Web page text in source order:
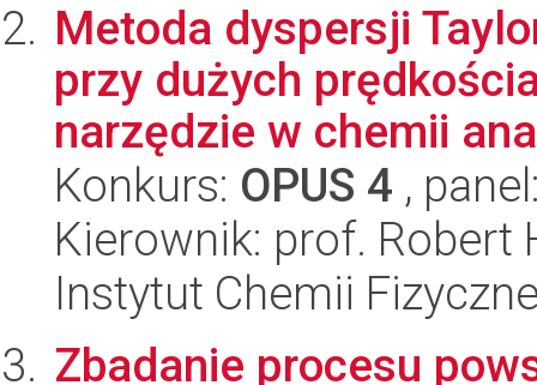
Metoda dyspersji
przy dużych
narzędzie w chemii
Konkurs: OPUS 4 ,
Kierownik: prof. Robert
Instytut Chemii
Zbadanie procesu